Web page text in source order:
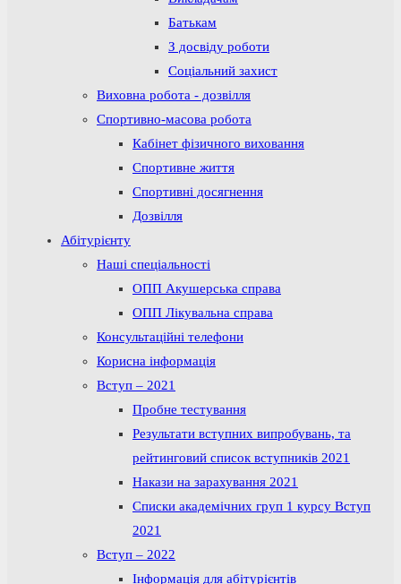
Батькам
З досвіду роботи
Соціальний захист
Виховна робота - дозвілля
Спортивно-масова робота
Кабінет фізичного виховання
Спортивне життя
Спортивні досягнення
Дозвілля
Абітурієнту
Наші спеціальності
ОПП Акушерська справа
ОПП Лікувальна справа
Консультаційні телефони
Корисна інформація
Вступ – 2021
Пробне тестування
Результати вступних випробувань, та
рейтинговий список вступників 2021
Накази на зарахування 2021
Списки академічних груп 1 курсу Вступ
2021
Вступ – 2022
Інформація для абітурієнтів